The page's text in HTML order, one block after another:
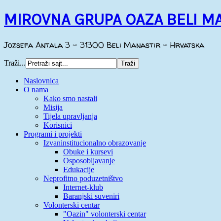
MIROVNA GRUPA OAZA BELI
Jozsefa Antala 3 - 31300 Beli Manastir - Hrvatska
Traži...
Naslovnica
O nama
Kako smo nastali
Misija
Tijela upravljanja
Korisnici
Programi i projekti
Izvaninstitucionalno obrazovanje
Obuke i kursevi
Osposobljavanje
Edukacije
Neprofitno poduzetništvo
Internet-klub
Baranjski suveniri
Volonterski centar
"Oazin" volonterski centar